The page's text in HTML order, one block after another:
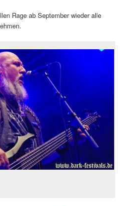
Rage ab September wieder alle